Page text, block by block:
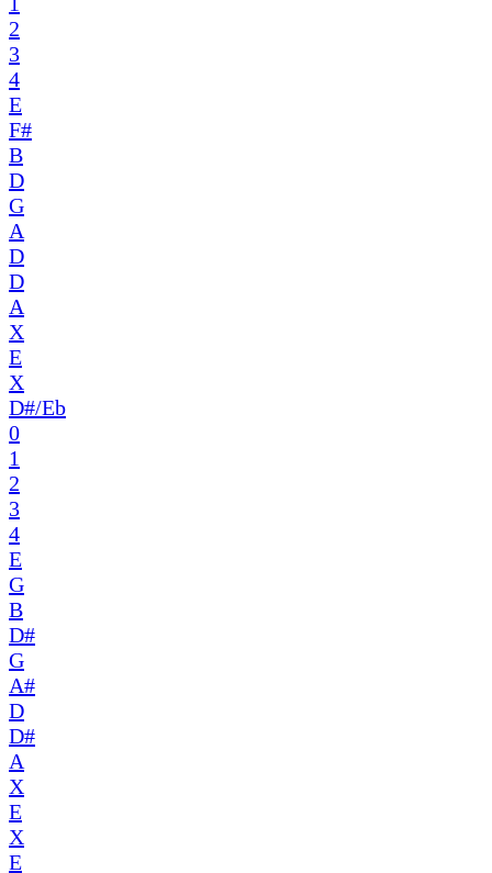
2
3
4
E
F#
B
D
G
A
D
D
A
X
E
X
D#/Eb
0
1
2
3
4
E
G
B
D#
G
A#
D
D#
A
X
E
X
E